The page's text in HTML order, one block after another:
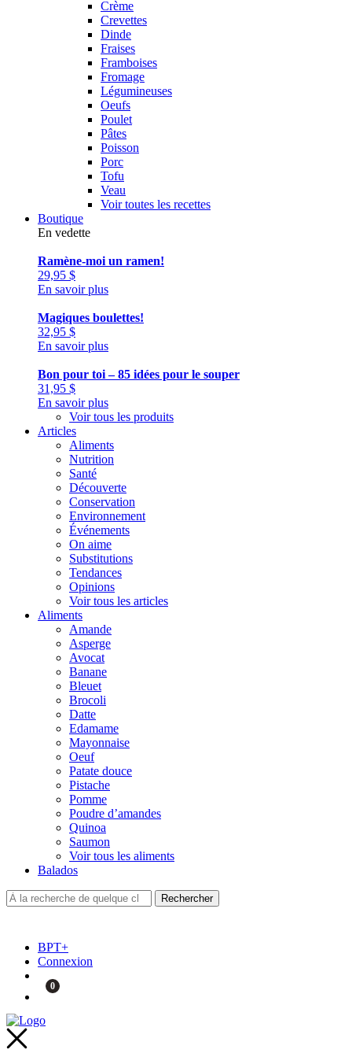
Crème
Crevettes
Dinde
Fraises
Framboises
Fromage
Légumineuses
Oeufs
Poulet
Pâtes
Poisson
Porc
Tofu
Veau
Voir toutes les recettes
Boutique
En vedette
Ramène-moi un ramen!
29,95 $
En savoir plus
Magiques boulettes!
32,95 $
En savoir plus
Bon pour toi – 85 idées pour le souper
31,95 $
En savoir plus
Voir tous les produits
Articles
Aliments
Nutrition
Santé
Découverte
Conservation
Environnement
Événements
On aime
Substitutions
Tendances
Opinions
Voir tous les articles
Aliments
Amande
Asperge
Avocat
Banane
Bleuet
Brocoli
Datte
Edamame
Mayonnaise
Oeuf
Patate douce
Pistache
Pomme
Poudre d’amandes
Quinoa
Saumon
Voir tous les aliments
Balados
BPT+
Connexion
0